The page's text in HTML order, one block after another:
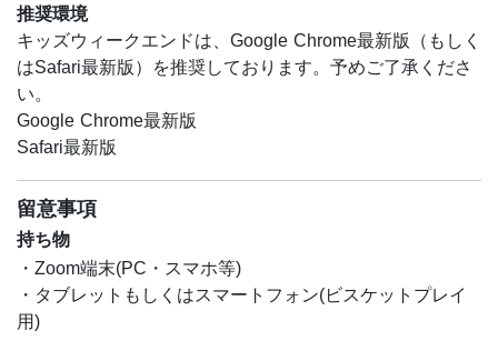
推奨環境
キッズウィークエンドは、Google Chrome最新版（もしく
はSafari最新版）を推奨しております。予めご了承くださ
い。
Google Chrome最新版
Safari最新版
留意事項
持ち物
・Zoom端末(PC・スマホ等)
・タブレットもしくはスマートフォン(ビスケットプレイ
用)